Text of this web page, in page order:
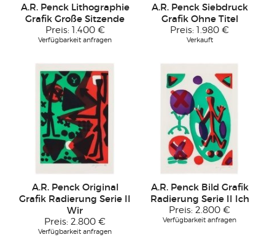
A.R. Penck Lithographie
Grafik Große Sitzende
Preis: 1.400 €
Verfügbarkeit anfragen
A.R. Penck Siebdruck
Grafik Ohne Titel
Preis: 1.980 €
Verkauft
A.R. Penck Original
Grafik Radierung Serie II
Wir
Preis: 2.800 €
Verfügbarkeit anfragen
A.R. Penck Bild Grafik
Radierung Serie II Ich
Preis: 2.800 €
Verfügbarkeit anfragen